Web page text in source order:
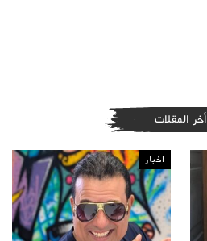
أخر المقلات
اخبار